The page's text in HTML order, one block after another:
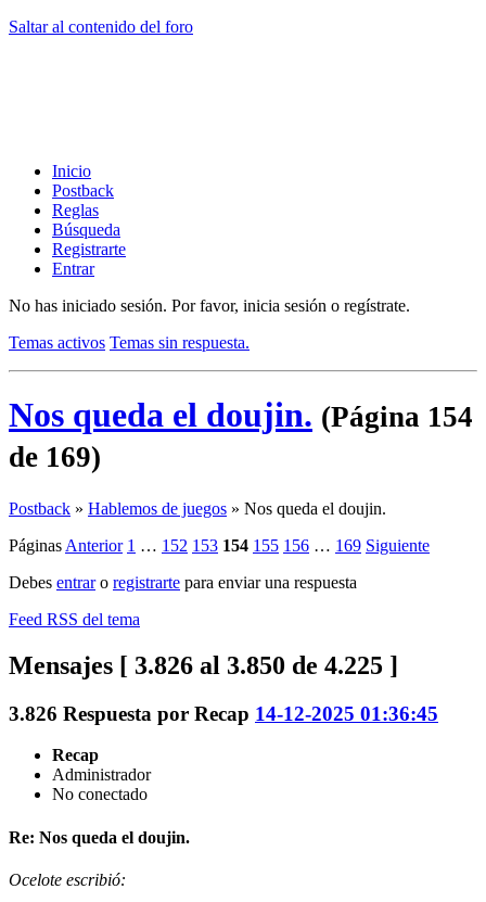
Saltar al contenido del foro
Inicio
Postback
Reglas
Búsqueda
Registrarte
Entrar
No has iniciado sesión. Por favor, inicia sesión o regístrate.
Temas activos Temas sin respuesta.
Nos queda el doujin. (Página 154
de 169)
Postback » Hablemos de juegos » Nos queda el doujin.
Páginas Anterior 1 … 152 153 154 155 156 … 169 Siguiente
Debes entraro registrarte para enviar una respuesta
Feed RSS del tema
Mensajes [ 3.826 al 3.850 de 4.225 ]
3.826 Respuesta por Recap 14-12-2025 01:36:45
Recap
Administrador
No conectado
Re: Nos queda el doujin.
Ocelote escribió: